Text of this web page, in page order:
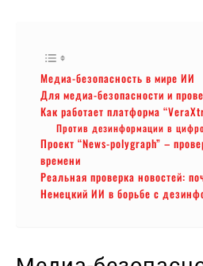
Медиа-безопасность в мире ИИ
Для медиа-безопасности и
Как работает платформа
Против дезинформации в
Проект “News-polygraph” –
времени
Реальная проверка новостей:
Немецкий ИИ в борьбе с